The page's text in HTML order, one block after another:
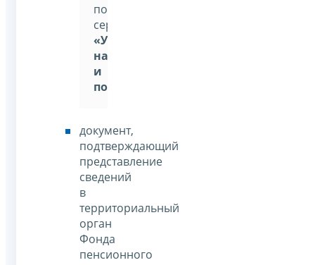
помощью
сервиса:
«Уплата
налогов
и
пошлин»
документ,
подтверждающий
представление
сведений
в
территориальный
орган
Фонда
пенсионного